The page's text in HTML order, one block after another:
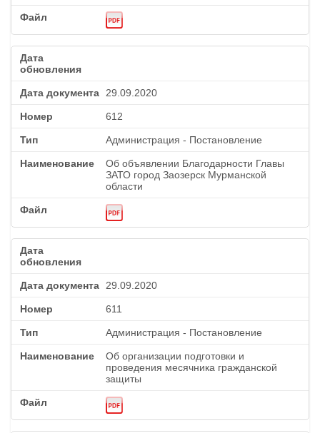
29.09.2020
612
Администрация - Постановление
Об объявлении Благодарности Главы
ЗАТО город Заозерск Мурманской
области
29.09.2020
611
Администрация - Постановление
Об организации подготовки и
проведения месячника гражданской
защиты